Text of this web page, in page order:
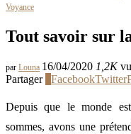
Voyance
Tout savoir sur
par Louna 16/04/2020 1,2K
Partager
FacebookTwitter
Depuis que le monde
sommes, avons une